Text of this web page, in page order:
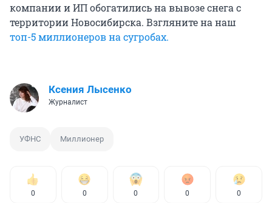
компании и ИП обогатились на вывозе снега с
территории Новосибирска. Взгляните на наш
топ-5 миллионеров на сугробах.
Ксения Лысенко
Журналист
УФНС Миллионер
0 0 0 0 0